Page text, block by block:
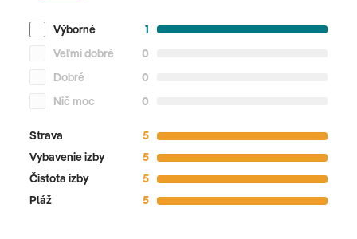
Výborné
1
Veľmi dobré
0
Dobré
0
Nič moc
0
Strava
5
Vybavenie izby
5
Čistota izby
5
Pláž
5